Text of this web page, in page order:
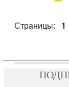
Страницы: 1